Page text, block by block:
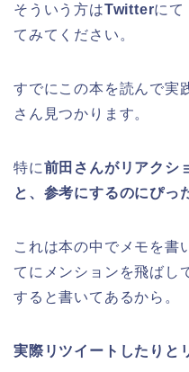
そういう方はTwitterにて
てみてください。
すでにこの本を読んで実
さん見つかります。
特に前田さんがリアクシ
と、参考にするのにぴっ
これは本の中でメモを書
てにメンションを飛ばし
すると書いてあるから。
実際リツイートしたりと